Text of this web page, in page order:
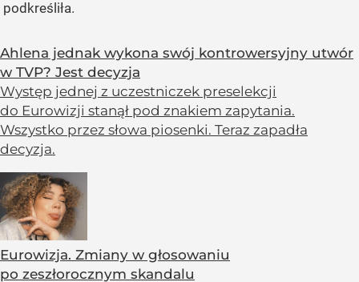
podkreśliła.
Ahlena jednak wykona swój kontrowersyjny utwór
w TVP? Jest decyzja
Występ jednej z uczestniczek preselekcji
do Eurowizji stanął pod znakiem zapytania.
Wszystko przez słowa piosenki. Teraz zapadła
decyzja.
Eurowizja. Zmiany w głosowaniu
po zeszłorocznym skandalu